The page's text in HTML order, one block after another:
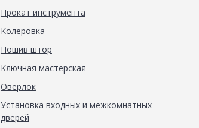
Прокат инструмента
Колеровка
Пошив штор
Ключная мастерская
Оверлок
Установка входных и межкомнатных
дверей